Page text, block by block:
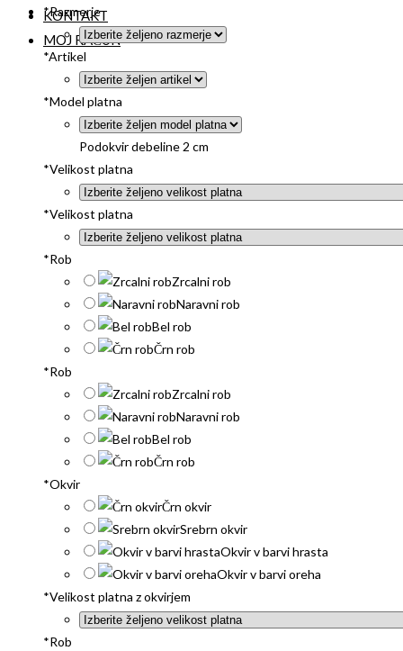
KONTAKT
MOJ RAČUN
*Razmerje
*Artikel
*Model platna
Podokvir debeline 2 cm
*Velikost platna
*Velikost platna
*Rob
Zrcalni rob
Naravni rob
Bel rob
Črn rob
*Rob
Zrcalni rob
Naravni rob
Bel rob
Črn rob
*Okvir
Črn okvir
Srebrn okvir
Okvir v barvi hrasta
Okvir v barvi oreha
*Velikost platna z okvirjem
*Rob